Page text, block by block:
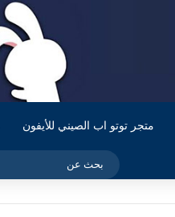
متجر توتو اب الصيني للأيفون